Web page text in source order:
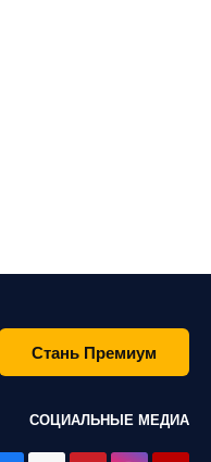
Стань Премиум
СОЦИАЛЬНЫЕ МЕДИА